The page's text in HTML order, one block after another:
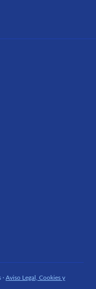
Aviso Legal, Cookies y